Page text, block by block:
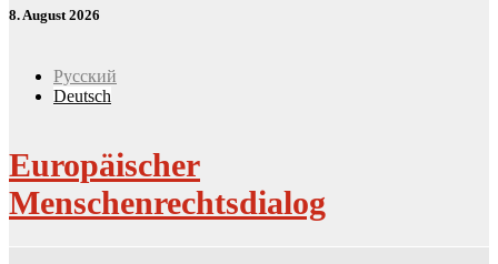
8. August 2026
Русский
Deutsch
Europäischer
Menschenrechtsdialog